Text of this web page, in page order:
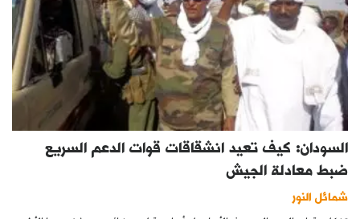
السودان: كيف تعيد انشقاقات قوات الدعم السريع
ضبط معادلة الجيش
شمائل النور